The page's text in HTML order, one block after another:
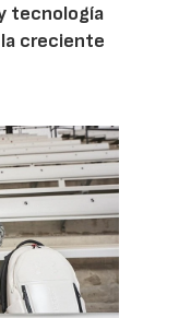
tecnología
creciente